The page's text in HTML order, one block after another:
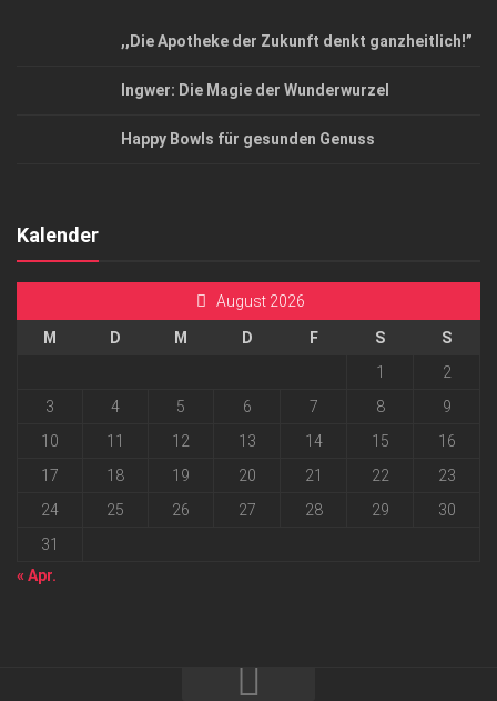
,,Die Apotheke der Zukunft denkt ganzheitlich!”
Ingwer: Die Magie der Wunderwurzel
Happy Bowls für gesunden Genuss
Kalender
August 2026
M D M D F S
S
1
2
3
4 5 6 7 8
9
10
11 12 13 14 15
16
17
18 19 20 21 22
23
24
25 26 27 28 29
30
31
« Apr.